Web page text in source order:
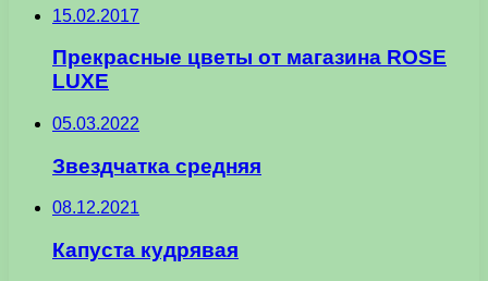
15.02.2017
Прекрасные цветы от магазина ROSE
LUXE
05.03.2022
Звездчатка средняя
08.12.2021
Капуста кудрявая